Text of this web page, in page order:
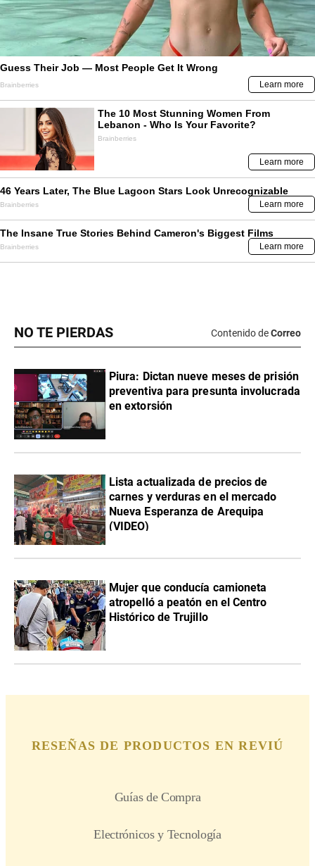
NO TE PIERDAS Contenido deCorreo
Piura: Dictan nueve meses de prisión
preventiva para presunta involucrada
en extorsión
Lista actualizada de precios de
carnes y verduras en el mercado
Nueva Esperanza de Arequipa
(VIDEO)
Mujer que conducía camioneta
atropelló a peatón en el Centro
Histórico de Trujillo